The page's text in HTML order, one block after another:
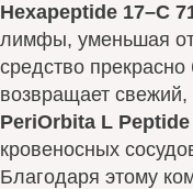
Hexapeptide 17–C
лимфы, уменьшая
средство прекрасно
возвращает
PeriOrbita L Peptide
кровеносных
Благодаря этому